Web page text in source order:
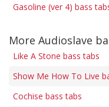
Gasoline (ver 4) bass
More Audioslave
Like A Stone bass tabs
Show Me How To Live
Cochise bass tabs